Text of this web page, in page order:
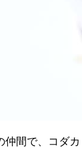
仲間で、コダカ